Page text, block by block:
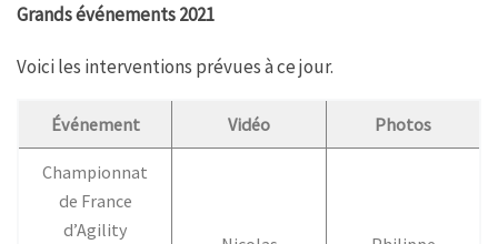
Grands événements 2021
Voici les interventions prévues à ce jour.
Événement Vidéo Photos
Championnat
de France
d’Agility